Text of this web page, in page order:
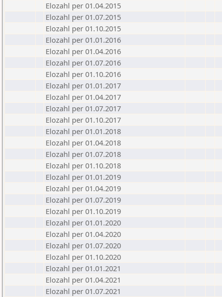
Elozahl per 01.04.2015
Elozahl per 01.07.2015
Elozahl per 01.10.2015
Elozahl per 01.01.2016
Elozahl per 01.04.2016
Elozahl per 01.07.2016
Elozahl per 01.10.2016
Elozahl per 01.01.2017
Elozahl per 01.04.2017
Elozahl per 01.07.2017
Elozahl per 01.10.2017
Elozahl per 01.01.2018
Elozahl per 01.04.2018
Elozahl per 01.07.2018
Elozahl per 01.10.2018
Elozahl per 01.01.2019
Elozahl per 01.04.2019
Elozahl per 01.07.2019
Elozahl per 01.10.2019
Elozahl per 01.01.2020
Elozahl per 01.04.2020
Elozahl per 01.07.2020
Elozahl per 01.10.2020
Elozahl per 01.01.2021
Elozahl per 01.04.2021
Elozahl per 01.07.2021